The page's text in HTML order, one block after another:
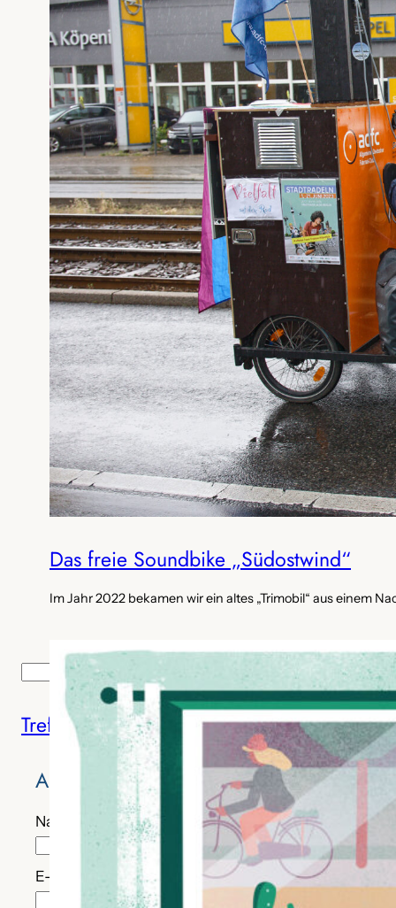
Das freie Soundbike „Südostwind“
Im Jahr 2022 bekamen wir ein altes „Trimobil“ aus einem
c
Treffen und Termine
Abonnieren
Name (optional)
E-Mail*